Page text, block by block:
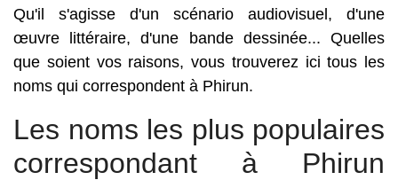
Qu'il s'agisse d'un scénario audiovisuel, d'une
œuvre littéraire, d'une bande dessinée... Quelles
que soient vos raisons, vous trouverez ici tous les
noms qui correspondent à Phirun.
Les noms les plus populaires
correspondant à Phirun